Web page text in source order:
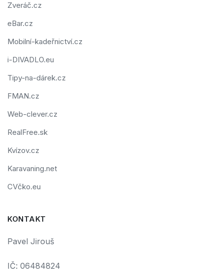
Zveráč.cz
eBar.cz
Mobilní-kadeřnictví.cz
i-DIVADLO.eu
Tipy-na-dárek.cz
FMAN.cz
Web-clever.cz
RealFree.sk
Kvízov.cz
Karavaning.net
CVčko.eu
KONTAKT
Pavel Jirouš
IČ: 06484824